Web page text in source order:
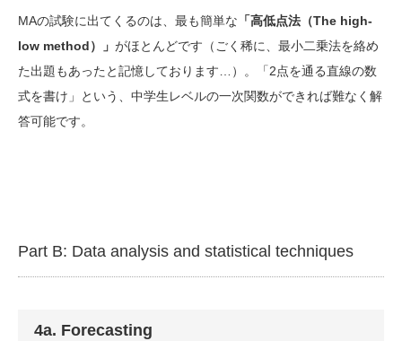
MAの試験に出てくるのは、最も簡単な 「高低点法（The high-
low method）」 がほとんどです（ごく稀に、最小二乗法を絡め
た出題もあったと記憶しております…）。「2点を通る直線の数
式を書け」という、中学生レベルの一次関数ができれば難なく解
答可能です。
Part B: Data analysis and statistical techniques
4a. Forecasting